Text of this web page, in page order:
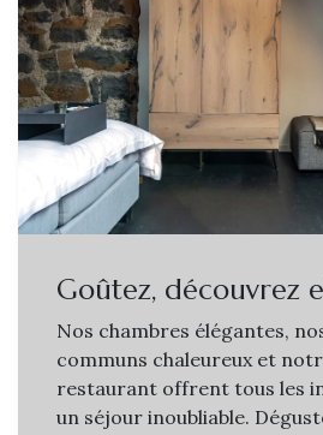
Goûtez, découvrez
Nos chambres élégantes,
communs chaleureux et
restaurant offrent tous les
un séjour inoubliable.